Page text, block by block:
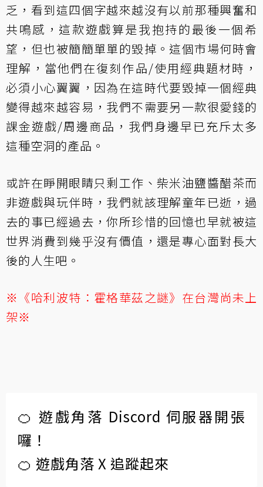
乏，看到這四個字越來越沒有以前那種興奮和
共鳴感，這款遊戲算是我抱持的最後一個希
望，但也被簡簡單單的毀掉。這個市場何時會
理解，當他們在復刻作品/使用經典題材時，
必須小心翼翼，因為在這時代要毀掉一個經典
變得越來越容易，我們不需要另一款很愛錢的
課金遊戲/周邊商品，我們身邊早已充斥太多
這種空洞的產品。
或許在睜開眼睛只剩工作、柴米油鹽醬醋茶而
非遊戲與玩伴時，我們就該理解童年已逝，過
去的事已經過去，你所珍惜的回憶也早就被這
世界消費到幾乎沒有價值，還是專心面對長大
後的人生吧。
※《哈利波特：霍格華茲之謎》在台灣尚未上
架※
🍊 遊戲角落 Discord 伺服器開張
囉！
🍊 遊戲角落 X 追蹤起來